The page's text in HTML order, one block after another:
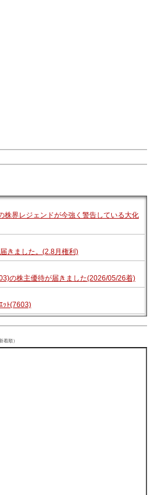
株界レジェンドが今強く警告している大化
きました。(2.8月権利)
の株主優待が届きました(2026/05/26着)
ｯﾄ(7603)
着順）